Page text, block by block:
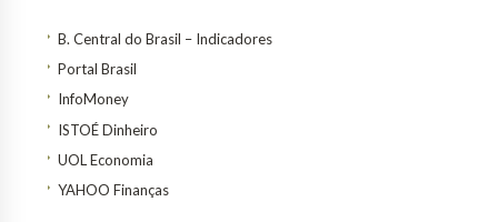
B. Central do Brasil – Indicadores
Portal Brasil
InfoMoney
ISTOÉ Dinheiro
UOL Economia
YAHOO Finanças